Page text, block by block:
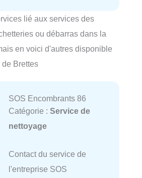
lié aux services des
ou débarras dans la
en voici d'autres disponible
Brettes
SOS Encombrants 86
Catégorie : Service de
nettoyage
Contact du service de
l'entreprise SOS